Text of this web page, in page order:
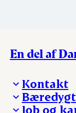
En del af
Kontakt
Besøg Danish
Job og